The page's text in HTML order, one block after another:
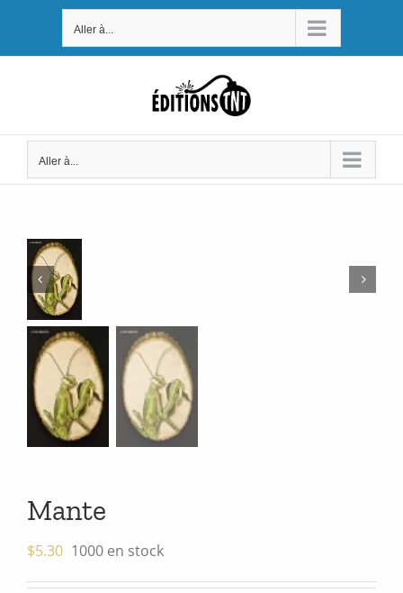
contenu
Aller à...
Aller à...
Mante
$5.30 1000 en stock